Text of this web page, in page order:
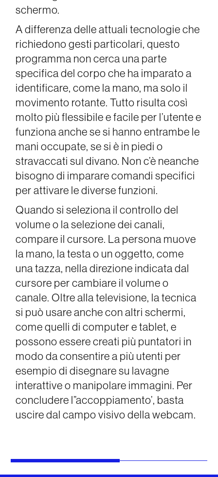
schermo.
A differenza delle attuali tecnologie che
richiedono gesti particolari, questo
programma non cerca una parte
specifica del corpo che ha imparato a
identificare, come la mano, ma solo il
movimento rotante. Tutto risulta così
molto più flessibile e facile per l’utente e
funziona anche se si hanno entrambe le
mani occupate, se si è in piedi o
stravaccati sul divano. Non c’è neanche
bisogno di imparare comandi specifici
per attivare le diverse funzioni.
Quando si seleziona il controllo del
volume o la selezione dei canali,
compare il cursore. La persona muove
la mano, la testa o un oggetto, come
una tazza, nella direzione indicata dal
cursore per cambiare il volume o
canale. Oltre alla televisione, la tecnica
si può usare anche con altri schermi,
come quelli di computer e tablet, e
possono essere creati più puntatori in
modo da consentire a più utenti per
esempio di disegnare su lavagne
interattive o manipolare immagini. Per
concludere l”accoppiamento’, basta
uscire dal campo visivo della webcam.